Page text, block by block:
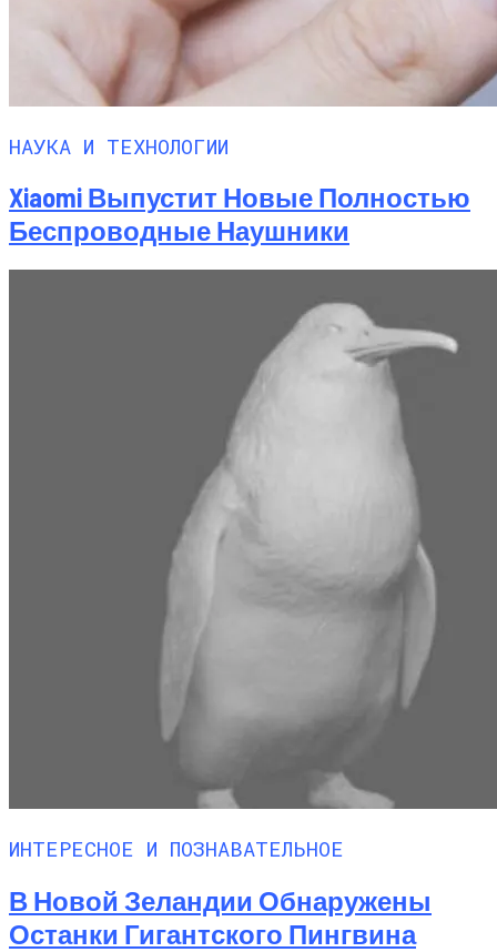
НАУКА И ТЕХНОЛОГИИ
Xiaomi Выпустит Новые Полностью
Беспроводные Наушники
ИНТЕРЕСНОЕ И ПОЗНАВАТЕЛЬНОЕ
В Новой Зеландии Обнаружены
Останки Гигантского Пингвина